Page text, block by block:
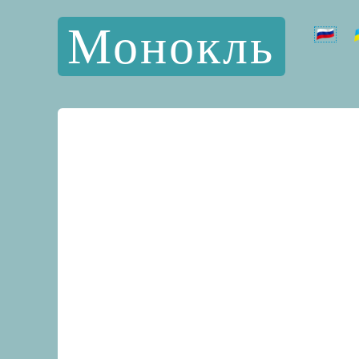
Монокль